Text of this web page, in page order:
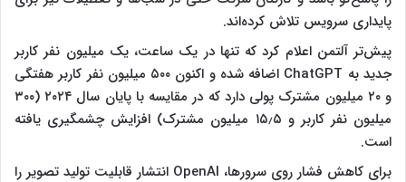
پایداری سرویس تلاش کرده‌اند.
پیش‌تر آلتمن اعلام کرد که تنها در یک ساعت، یک میلیون نفر کاربر
جدید به ChatGPT اضافه شده و اکنون ۵۰۰ میلیون نفر کاربر هفتگی
و ۲۰ میلیون مشترک پولی دارد که در مقایسه با پایان سال ۲۰۲۴ (۳۰۰
میلیون نفر کاربر و ۱۵٫۵ میلیون مشترک) افزایش چشمگیری یافته
است.
برای کاهش فشار روی سرورها، OpenAI انتشار قابلیت تولید تصویر را